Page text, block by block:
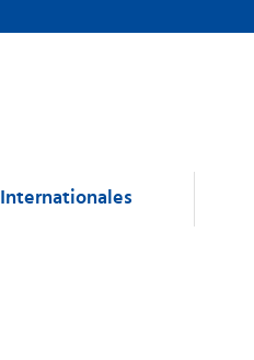
Internationales